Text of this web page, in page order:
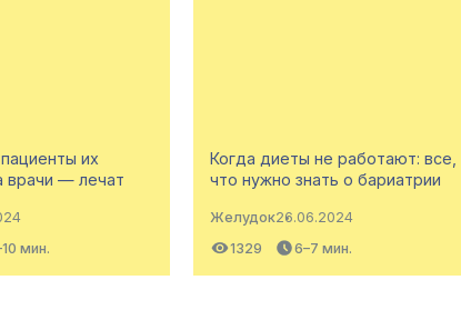
их
врачи — лечат
мин.
Когда диеты не работают: все,
что нужно знать о бариатрии
Желудок26.06.2024
1329
6–7 мин.